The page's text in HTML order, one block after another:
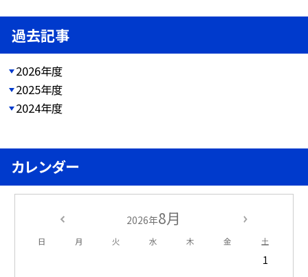
過去記事
2026年度
2025年度
2024年度
カレンダー
2026年8月
日 月 火 水 木 金 土
1